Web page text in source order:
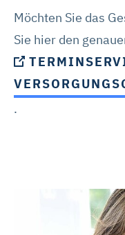
Möchten Sie das
Sie hier den
.